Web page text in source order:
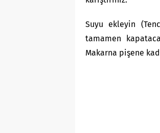
Suyu ekleyin
tamamen
Makarna pişene